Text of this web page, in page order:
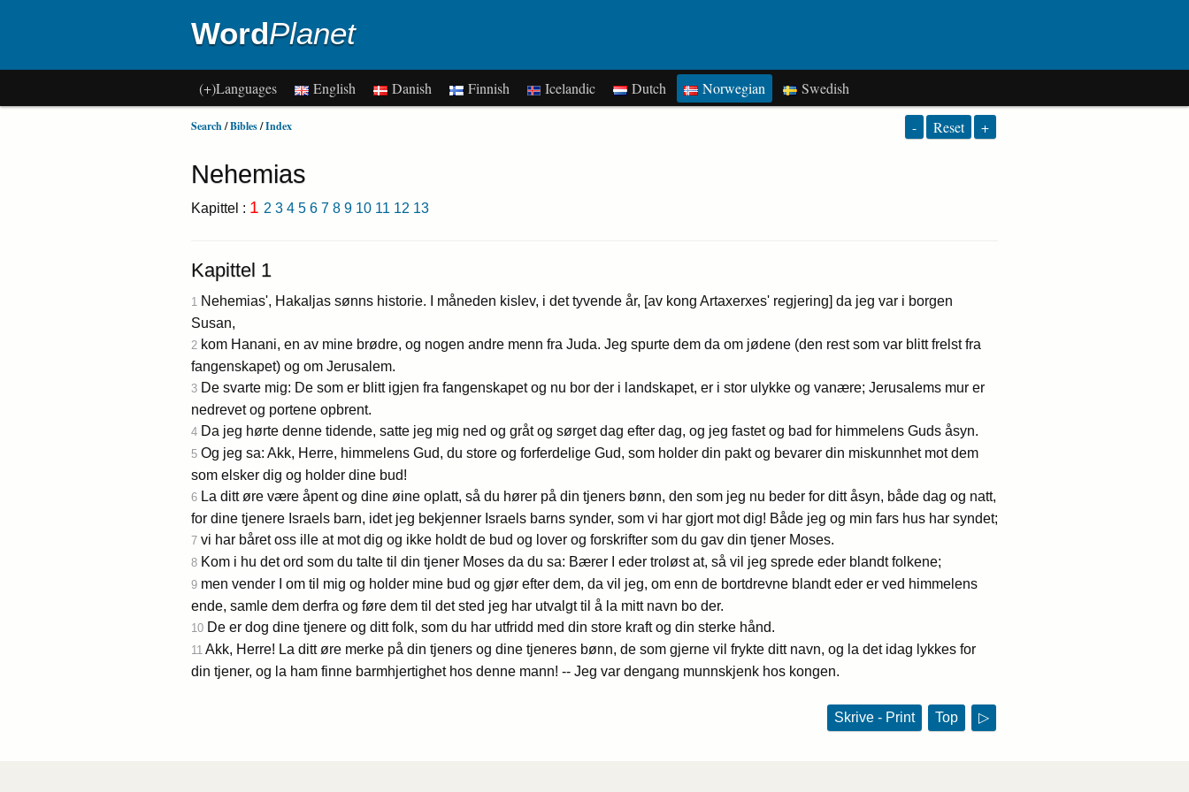
WordPlanet
(+)Languages English Danish Finnish Icelandic Dutch Norwegian Swedish
Search/Bibles/Index - Reset +
Nehemias
Kapittel : 1 2 3 4 5 6 7 8 9 10 11 12 13
Kapittel 1
1 Nehemias', Hakaljas sønns historie. I måneden kislev, i det tyvende år, [av kong Artaxerxes' regjering] da jeg var i borgen
Susan,
2 kom Hanani, en av mine brødre, og nogen andre menn fra Juda. Jeg spurte dem da om jødene (den rest som var blitt frelst fra
fangenskapet) og om Jerusalem.
3 De svarte mig: De som er blitt igjen fra fangenskapet og nu bor der i landskapet, er i stor ulykke og vanære; Jerusalems mur er
nedrevet og portene opbrent.
4 Da jeg hørte denne tidende, satte jeg mig ned og gråt og sørget dag efter dag, og jeg fastet og bad for himmelens Guds åsyn.
5 Og jeg sa: Akk, Herre, himmelens Gud, du store og forferdelige Gud, som holder din pakt og bevarer din miskunnhet mot dem
som elsker dig og holder dine bud!
6 La ditt øre være åpent og dine øine oplatt, så du hører på din tjeners bønn, den som jeg nu beder for ditt åsyn, både dag og natt,
for dine tjenere Israels barn, idet jeg bekjenner Israels barns synder, som vi har gjort mot dig! Både jeg og min fars hus har syndet;
7 vi har båret oss ille at mot dig og ikke holdt de bud og lover og forskrifter som du gav din tjener Moses.
8 Kom i hu det ord som du talte til din tjener Moses da du sa: Bærer I eder troløst at, så vil jeg sprede eder blandt folkene;
9 men vender I om til mig og holder mine bud og gjør efter dem, da vil jeg, om enn de bortdrevne blandt eder er ved himmelens
ende, samle dem derfra og føre dem til det sted jeg har utvalgt til å la mitt navn bo der.
10 De er dog dine tjenere og ditt folk, som du har utfridd med din store kraft og din sterke hånd.
11 Akk, Herre! La ditt øre merke på din tjeners og dine tjeneres bønn, de som gjerne vil frykte ditt navn, og la det idag lykkes for
din tjener, og la ham finne barmhjertighet hos denne mann! -- Jeg var dengang munnskjenk hos kongen.
Skrive - Print Top ▷